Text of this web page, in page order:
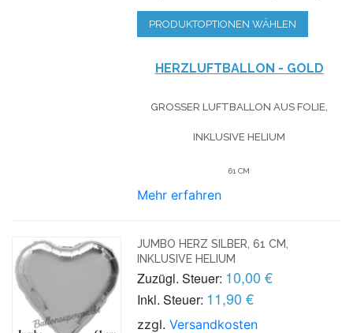
PRODUKTOPTIONEN WÄHLEN
HERZLUFTBALLON - GOLD
GROSSER LUFTBALLON AUS FOLIE, I
NKLUSIVE HELIUM
61 CM
Mehr erfahren
JUMBO HERZ SILBER, 61 CM,
INKLUSIVE HELIUM
Zuzügl. Steuer: 10,00 €
Inkl. Steuer: 11,90 €
zzgl.Versandkosten